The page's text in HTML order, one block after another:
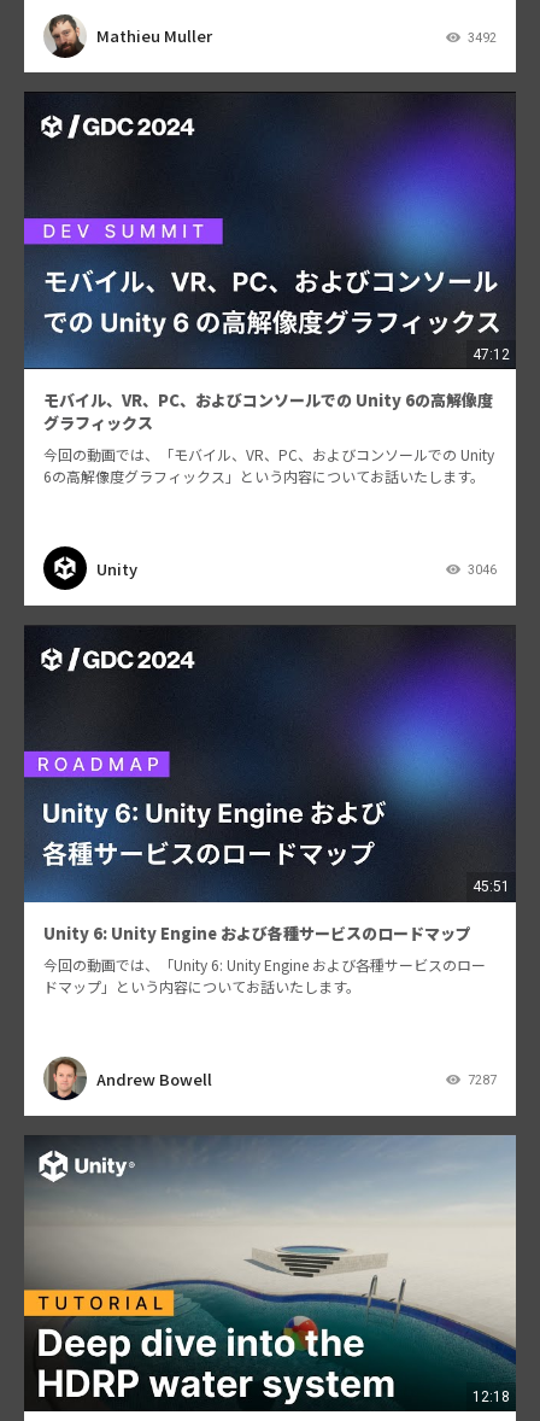
Mathieu Muller 3492
47:12
モバイル、VR、PC、およびコンソールでの Unity 6の高解像度
グラフィックス
今回の動画では、「モバイル、VR、PC、およびコンソールでの Unity
6の高解像度グラフィックス」という内容についてお話いたします。
Unity 3046
45:51
Unity 6: Unity Engine および各種サービスのロードマップ
今回の動画では、「Unity 6: Unity Engine および各種サービスのロー
ドマップ」という内容についてお話いたします。
Andrew Bowell 7287
12:18